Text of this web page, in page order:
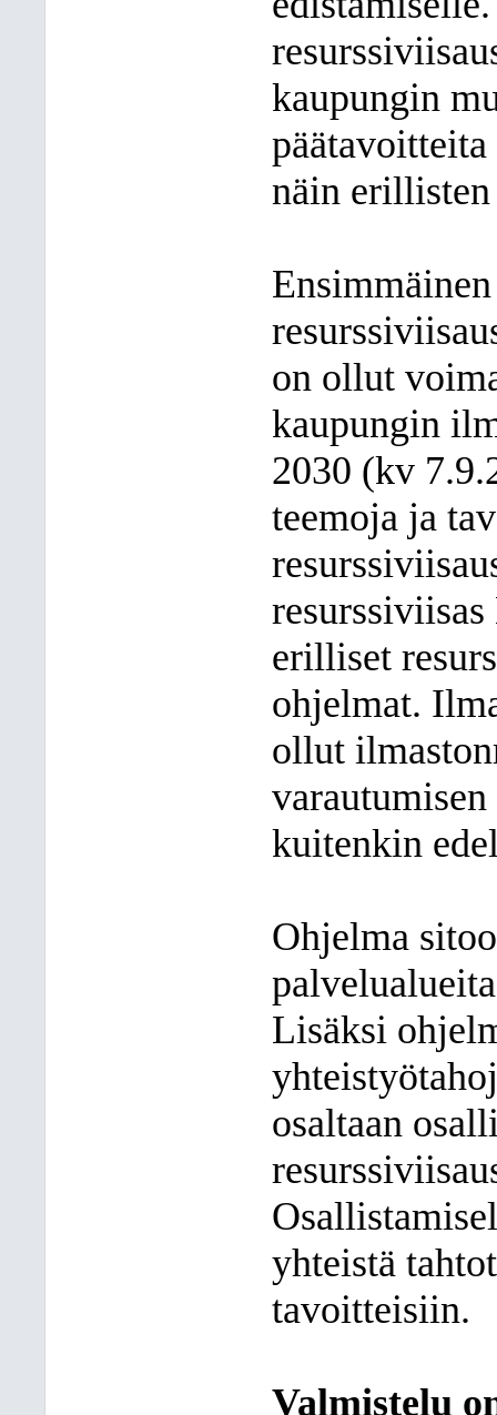
kaupungin
näin erillisten
on ollut
kaupungin
2030 (kv
teemoja ja
erilliset
ohjelmat.
ollut
kuitenkin
Ohjelma
Lisäksi
osaltaan
yhteistä
tavoitteisiin.
Valmistelu